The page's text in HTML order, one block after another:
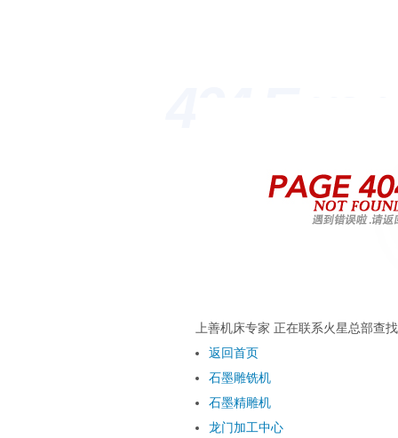
上善机床专家 正在联系火星总部查
返回首页
石墨雕铣机
石墨精雕机
龙门加工中心